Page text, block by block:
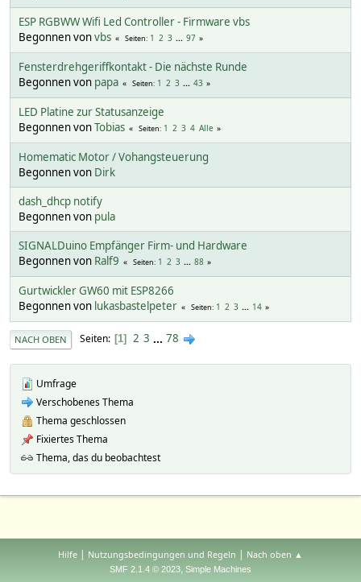
ESP RGBWW Wifi Led Controller - Firmware vbs
Begonnen vonvbs Seiten 1 2 3 ... 97
Fensterdrehgeriffkontakt - Die nächste Runde
Begonnen von papa Seiten 1 2 3 ... 43
LED Platine zur Statusanzeige
Begonnen vonTobias Seiten 1 2 3 4 Alle
Homematic Motor / Vohangsteuerung
Begonnen von Dirk
dash_dhcp notify
Begonnen von pula
SIGNALDuino Empfänger Firm- und Hardware
Begonnen von Ralf9 Seiten 1 2 3 ... 88
Gurtwickler GW60 mit ESP8266
Begonnen von lukasbastelpeter Seiten 1 2 3 ... 14
NACH OBEN Seiten 1 2 3 ... 78
Umfrage
Verschobenes Thema
Thema geschlossen
Fixiertes Thema
Thema, das du beobachtest
Hilfe | Nutzungsbedingungen und Regeln | Nach oben ▲
SMF 2.1.4 © 2023, Simple Machines